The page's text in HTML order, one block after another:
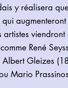
y réalisera
artistes
René
Albert Gleizes
Mario